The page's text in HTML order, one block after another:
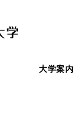
大学案内